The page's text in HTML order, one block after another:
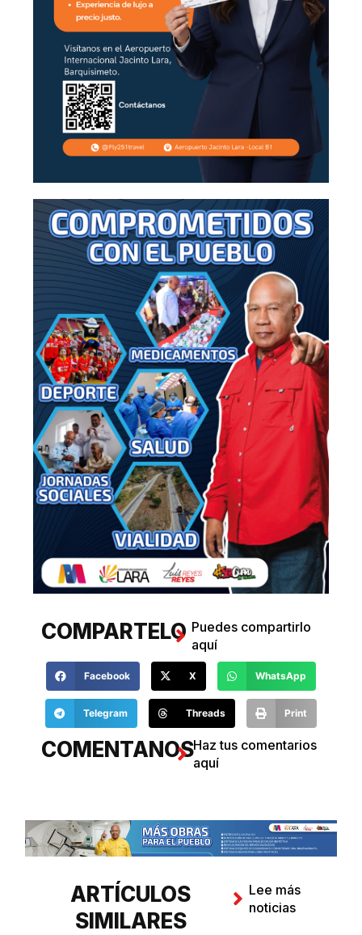
COMPARTELO Puedes compartirlo
aquí
Facebook X WhatsApp
Telegram Threads Print
COMENTANOSHaz tus comentarios
aquí
ARTÍCULOS
SIMILARES
Lee más
noticias